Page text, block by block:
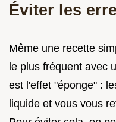
Éviter les
Même une recette
le plus fréquent avec
est l'effet "éponge" :
liquide et vous vous